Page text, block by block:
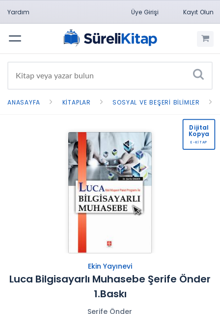
Yardım Üye Girişi Kayıt Olun
Menü
ANASAYFA KITAPLAR SOSYAL VE BEŞERI BILIMLER
Ekin Yayınevi
Luca Bilgisayarlı Muhasebe Şerife Önder
1.Baskı
Şerife Önder
Dijital
Kopya
E-KİTAP